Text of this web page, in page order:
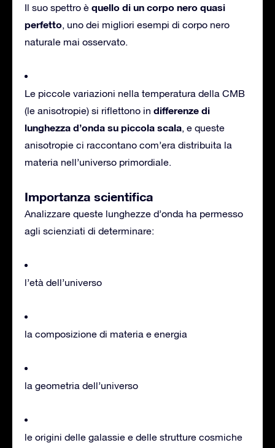
Il suo spettro è quello di un corpo nero quasi
perfetto, uno dei migliori esempi di corpo nero
naturale mai osservato.
Le piccole variazioni nella temperatura della CMB
(le anisotropie) si riflettono in differenze di
lunghezza d’onda su piccola scala, e queste
anisotropie ci raccontano com’era distribuita la
materia nell’universo primordiale.
Importanza scientifica
Analizzare queste lunghezze d’onda ha permesso
agli scienziati di determinare:
l’età dell’universo
la composizione di materia e energia
la geometria dell’universo
le origini delle galassie e delle strutture cosmiche